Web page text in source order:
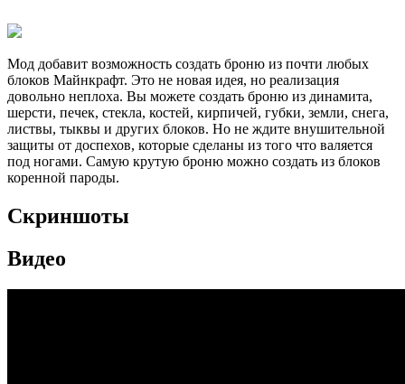
Мод добавит возможность создать броню из почти любых
блоков Майнкрафт. Это не новая идея, но реализация
довольно неплоха. Вы можете создать броню из динамита,
шерсти, печек, стекла, костей, кирпичей, губки, земли, снега,
листвы, тыквы и других блоков. Но не ждите внушительной
защиты от доспехов, которые сделаны из того что валяется
под ногами. Самую крутую броню можно создать из блоков
коренной пароды.
Скриншоты
Видео